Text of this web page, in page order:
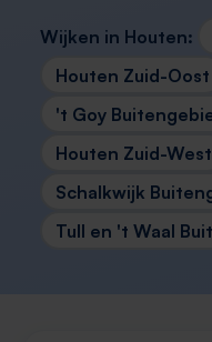
Wijken in Houten:
Houten Zuid-Oost
't Goy
Houten Zuid-West
Schalkwijk
Tull en 't Waal